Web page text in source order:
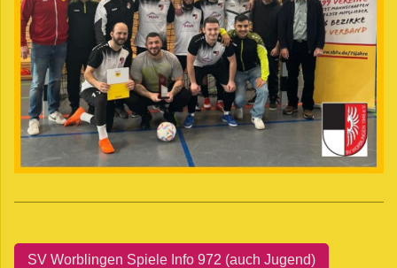
SV Worblingen Spiele Info 972 (auch Jugend)